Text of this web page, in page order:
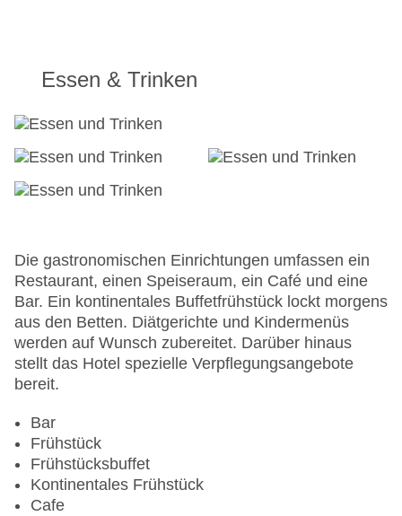
24h Rezeption
Check-in von: 16:00:00
Check-out bis: 00:00:00
Garage
Hotelsafe
WLAN/WiFi im Hotel
Letzte umfassende Renovierung: 1999
Lift
Anzahl der Konferenzräume: 1
Anzahl der Aufzüge: 1
Zimmerservice
Gesamtanzahl der Zimmer: 157
Pools:Indoor Pool, Outdoor Pool, Liegen am Pool
Landeskategorie: 4 Sterne
Essen & Trinken
Die gastronomischen Einrichtungen umfassen ein
Restaurant, einen Speiseraum, ein Café und eine
Bar. Ein kontinentales Buffetfrühstück lockt morgens
aus den Betten. Diätgerichte und Kindermenüs
werden auf Wunsch zubereitet. Darüber hinaus
stellt das Hotel spezielle Verpflegungsangebote
bereit.
Bar
Frühstück
Frühstücksbuffet
Kontinentales Frühstück
Cafe